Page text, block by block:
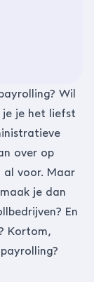
? Wil
je je het liefst
over op
al voor. Maar
je dan
En
Kortom,